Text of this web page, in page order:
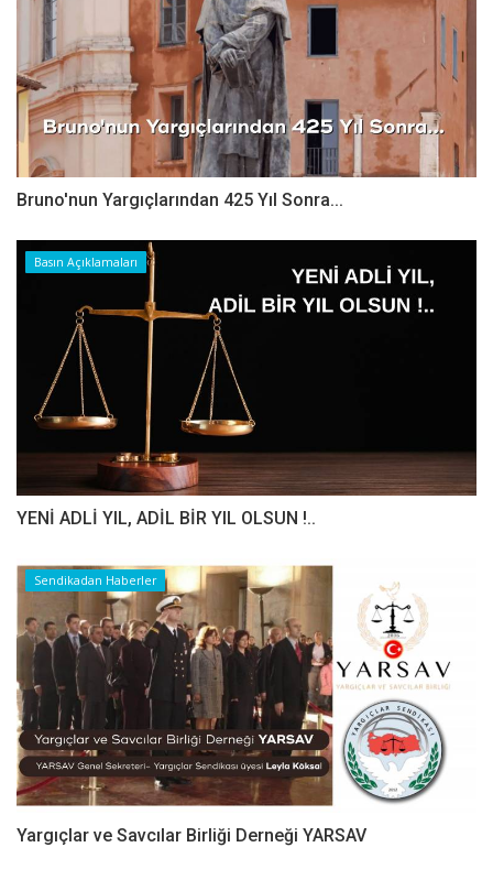
Bruno'nun Yargıçlarından 425 Yıl Sonra...
Basın Açıklamaları
YENİ ADLİ YIL, ADİL BİR YIL OLSUN !..
Sendikadan Haberler
Yargıçlar ve Savcılar Birliği Derneği YARSAV